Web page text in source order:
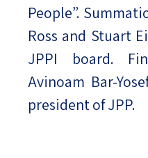
People”.
Ross and Stuart
JPPI board.
Avinoam Bar-
president of JPP.